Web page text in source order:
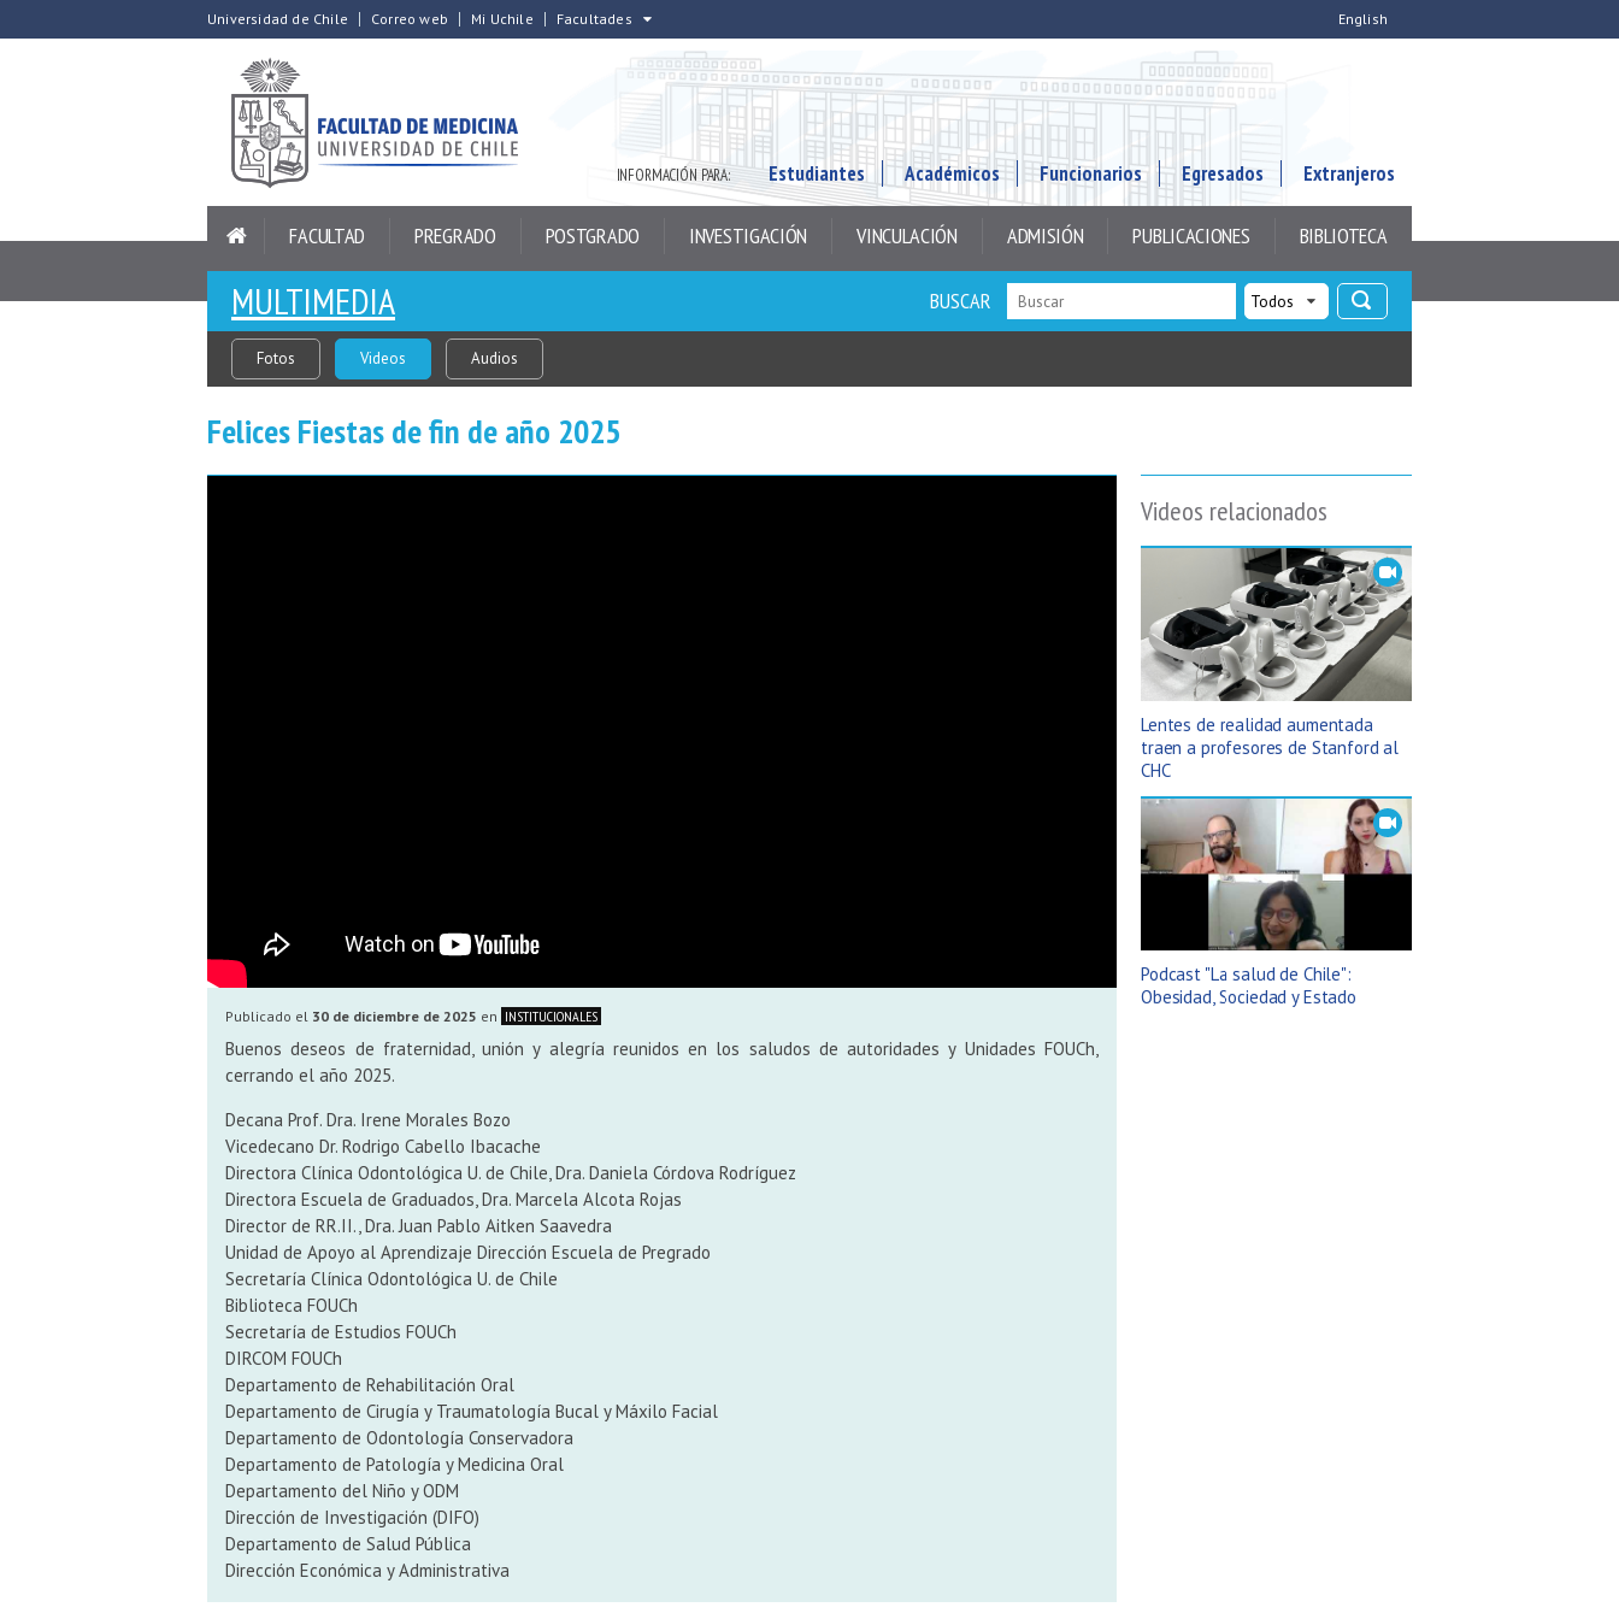
Universidad de Chile Correo web Mi Uchile Facultades English
INFORMACIÓN PARA: Estudiantes Académicos Funcionarios Egresados Extranjeros
FACULTAD PREGRADO POSTGRADO INVESTIGACIÓN VINCULACIÓN ADMISIÓN PUBLICACIONES BIBLIOTECA
MULTIMEDIA BUSCAR
Fotos Videos Audios
Felices Fiestas de fin de año 2025
Videos relacionados
Lentes de realidad aumentada
traen a profesores de Stanford al
CHC
Podcast "La salud de Chile":
Obesidad, Sociedad y Estado
Publicado el 30 de diciembre de 2025 en INSTITUCIONALES
Buenos deseos de fraternidad, unión y alegría reunidos en los saludos de autoridades y Unidades FOUCh,
cerrando el año 2025.
Decana Prof. Dra. Irene Morales Bozo
Vicedecano Dr. Rodrigo Cabello Ibacache
Directora Clínica Odontológica U. de Chile, Dra. Daniela Córdova Rodríguez
Directora Escuela de Graduados, Dra. Marcela Alcota Rojas
Director de RR.II., Dra. Juan Pablo Aitken Saavedra
Unidad de Apoyo al Aprendizaje Dirección Escuela de Pregrado
Secretaría Clínica Odontológica U. de Chile
Biblioteca FOUCh
Secretaría de Estudios FOUCh
DIRCOM FOUCh
Departamento de Rehabilitación Oral
Departamento de Cirugía y Traumatología Bucal y Máxilo Facial
Departamento de Odontología Conservadora
Departamento de Patología y Medicina Oral
Departamento del Niño y ODM
Dirección de Investigación (DIFO)
Departamento de Salud Pública
Dirección Económica y Administrativa